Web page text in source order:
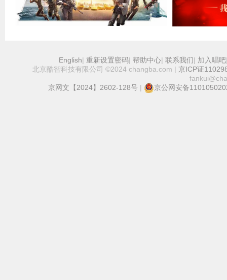
English| 重新设置密码| 帮助中心| 联系我们| 加入唱吧
北京酷智科技有限公司 ©2024 changba.com | 京ICP证
京网文【2024】2602-128号 | 京公网安备